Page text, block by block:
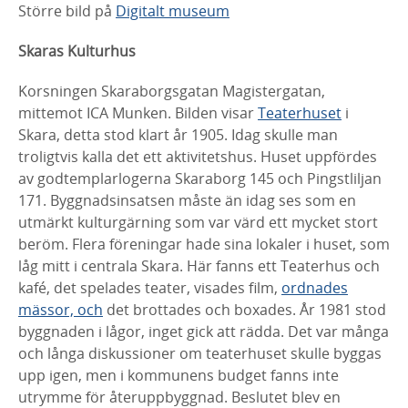
Större bild på Digitalt museum
Skaras Kulturhus
Korsningen Skaraborgsgatan Magistergatan,
mittemot ICA Munken. Bilden visarTeaterhuset i
Skara, detta stod klart år 1905. Idag skulle man
troligtvis kalla det ett aktivitetshus. Huset uppfördes
av godtemplarlogerna Skaraborg 145 och Pingstliljan
171. Byggnadsinsatsen måste än idag ses som en
utmärkt kulturgärning som var värd ett mycket stort
beröm. Flera föreningar hade sina lokaler i huset, som
låg mitt i centrala Skara. Här fanns ett Teaterhus och
kafé, det spelades teater, visades film, ordnades
mässor, och det brottades och boxades. År 1981 stod
byggnaden i lågor, inget gick att rädda. Det var många
och långa diskussioner om teaterhuset skulle byggas
upp igen, men i kommunens budget fanns inte
utrymme föråteruppbyggnad. Beslutet blev en